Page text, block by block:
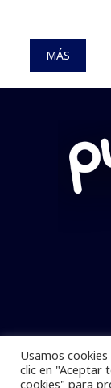
MÁS
Usamos
clic en "Aceptar
cookies" para